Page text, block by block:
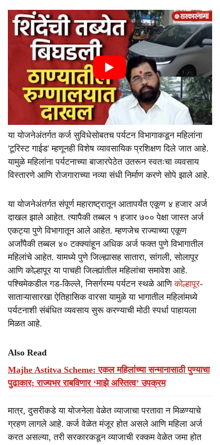
या योजनेअंतर्गत कर्ज सुविधेसोबतच पर्यटन विभागाकडून महिलांना
'टूरिस्ट गाईड' म्हणूनही विशेष व्यावसायिक प्रशिक्षण दिले जात आहे.
यामुळे महिलांना पर्यटनाच्या बाजारपेठेत उतरून स्वतःचा व्यवसाय
विस्तारणे आणि रोजगाराच्या नव्या संधी निर्माण करणे सोपे झाले आहे.
या योजनेअंतर्गत संपूर्ण महाराष्ट्रातून आतापर्यंत एकूण ४ हजार अर्ज
दाखल झाले आहेत. त्यापैकी तब्बल १ हजार ७०० पेक्षा जास्त अर्ज
एकट्या पुणे विभागातून आले आहेत. म्हणजेच राज्याच्या एकूण
अर्जांपैकी तब्बल ४० टक्क्यांहून अधिक अर्ज फक्त पुणे विभागातील
महिलांचे आहेत. यामध्ये पुणे जिल्ह्यासह सातारा, सांगली, सोलापूर
आणि कोल्हापूर या पाचही जिल्ह्यांतील महिलांचा समावेश आहे.
पश्चिमेकडील गड-किल्ले, निसर्गरम्य पर्यटन स्थळे आणिकोल्हापूर-
साताऱ्यासारखा ऐतिहासिक वारसा यामुळे या भागातील महिलांमध्ये
पर्यटनाशी संबंधित व्यवसाय सुरू करण्याची मोठी स्पर्धा पाहायला
मिळत आहे.
Also Read
Majhe Astitva Scheme: एकल महिलांच्या सन्मानासाठी पुण्याचा
पुढाकार; राज्यभर राबविणार ‘माझे अस्तित्व’ उपक्रम
मात्र, दुसरीकडे या योजनेला वेळेत व्याजाचा परतावा न मिळण्याचे
ग्रहण लागले आहे. कर्ज वेळेत मंजूर होत असले आणि महिला अर्ज
करत असल्या, तरी सरकारकडून व्याजाची रक्कम वेळेत जमा होत